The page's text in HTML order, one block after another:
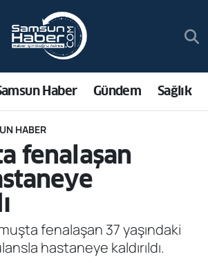
Haber Gündem Sağlık
HABER
fenalaşan
fenalaşan 37 yaşındaki
hastaneye kaldırıldı.
Durumu ve Fikstür